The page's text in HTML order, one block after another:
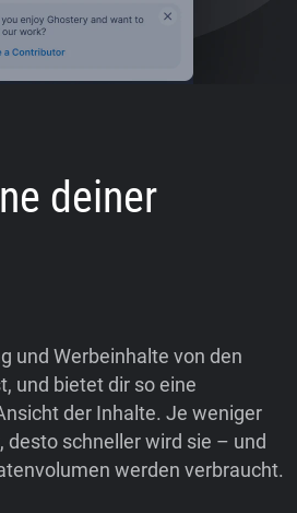
deiner
und Werbeinhalte von den
und bietet dir so eine
der Inhalte. Je weniger
desto schneller wird sie – und
werden verbraucht.